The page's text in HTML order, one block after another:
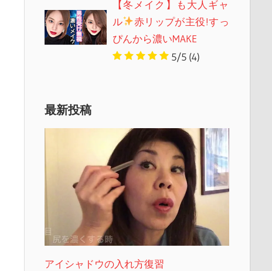
【冬メイク】も大人ギャ
ル
赤リップが主役!すっ
ぴんから濃いMAKE
5/5 (4)
最新投稿
アイシャドウの入れ方復習